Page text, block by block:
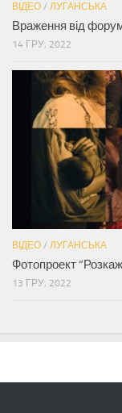
ВІДЕО / ЛУГАНСЬКА
Враження від
14 ГРУ, 2022
ВІДЕО / ЛУГАНСЬКА
Фотопроект
13 ГРУ, 2022